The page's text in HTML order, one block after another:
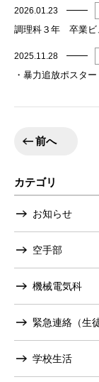
2026.01.23
調理科３年 卒業ビ
2025.11.28
・暴力追放ポスタ
前へ
カテゴリ
お知らせ
空手部
機械電気科
緊急連絡（生
学校生活